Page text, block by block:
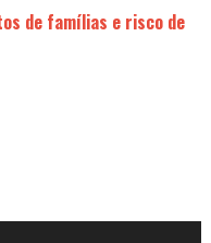
de famílias e risco de